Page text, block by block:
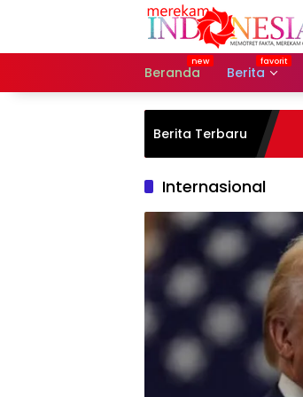
Beranda Berita
Berita Terbaru
Internasional